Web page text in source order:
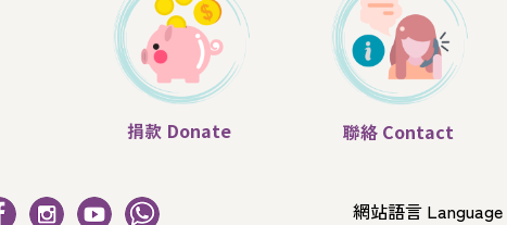
捐款 Donate 聯絡 Contact
網站語言 Language